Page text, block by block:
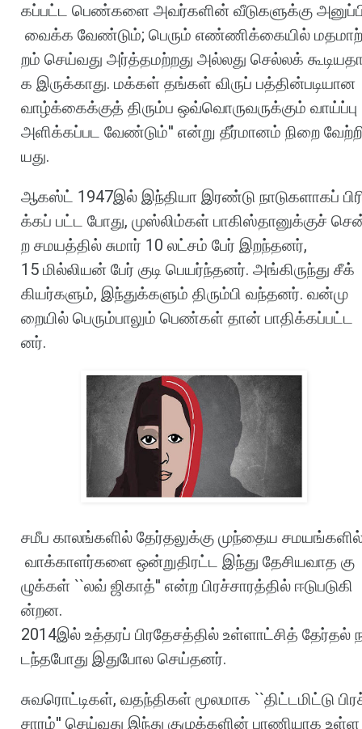
கப்பட்ட பெண்களை அவர்களின் வீடுகளுக்கு
வைக்க வேண்டும்; பெரும் எண்ணிக்கையில் மதமாற்
றம் செய்வது அர்த்தமற்றது அல்லது செல்லக்
க இருக்காது. மக்கள் தங்கள் விருப் பத்தின்படியான
வாழ்க்கைக்குத் திரும்ப ஒவ்வொருவருக்கும் வாய்ப்பு
அளிக்கப்பட வேண்டும்'' என்று தீர்மானம் நிறை
யது.
ஆகஸ்ட் 1947இல் இந்தியா இரண்டு நாடுகளாகப்
க்கப் பட்ட போது, முஸ்லிம்கள் பாகிஸ்தானுக்குச்
ற சமயத்தில் சுமார் 10 லட்சம் பேர் இறந்தனர்,
15 மில்லியன் பேர் குடி பெயர்ந்தனர். அங்கிருந்து சீக்
கியர்களும், இந்துக்களும் திரும்பி வந்தனர். வன்மு
றையில் பெரும்பாலும் பெண்கள் தான் பாதிக்கப்பட்ட
னர்.
சமீப காலங்களில் தேர்தலுக்கு முந்தைய
வாக்காளர்களை ஒன்றுதிரட்ட இந்து தேசியவாத கு
ழுக்கள் ``லவ் ஜிகாத்'' என்ற பிரச்சாரத்தில் ஈடுபடுகி
ன்றன.
2014இல் உத்தரப் பிரதேசத்தில் உள்ளாட்சித் தேர்தல்
டந்தபோது இதுபோல செய்தனர்.
சுவரொட்டிகள், வதந்திகள் மூலமாக ``திட்டமிட்டு
சாரம்'' செய்வது இந்து குழுக்களின் பாணியாக உள்ள